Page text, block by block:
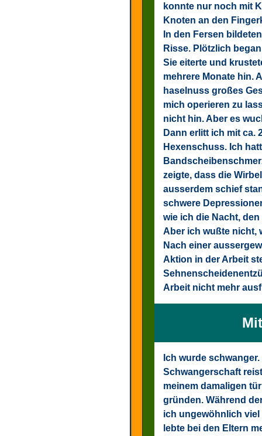
konnte nur noch mit
Knoten an den
In den Fersen
Risse. Plötzlich
Sie eiterte und
mehrere Monate hin.
haselnuss großes
mich operieren zu
nicht hin. Aber es
Dann erlitt ich mit ca.
Hexenschuss. Ich
zeigte, dass die
ausserdem schief
schwere
wie ich die Nacht,
Aber ich wußte nicht,
Nach einer
Aktion in der Arbeit
Arbeit nicht mehr
Ich wurde
Schwangerschaft
meinem damaligen
gründen. Während
ich ungewöhnlich viel
lebte bei den Eltern